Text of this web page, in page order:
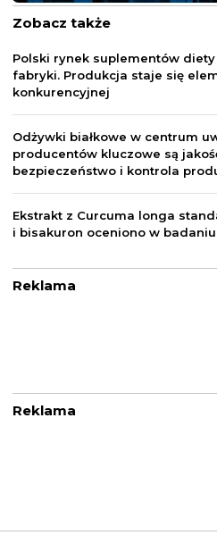
Zobacz także
Polski rynek suplementów
fabryki. Produkcja staje się
konkurencyjnej
Odżywki białkowe w centrum
producentów kluczowe są
bezpieczeństwo i kontrola
Ekstrakt z Curcuma longa
i bisakuron oceniono w
Reklama
Reklama